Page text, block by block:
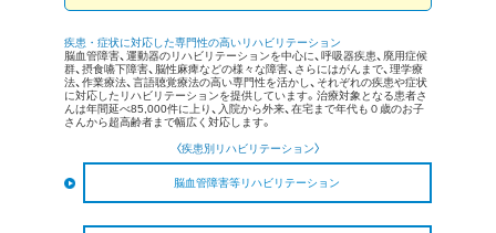
疾患・症状に対応した専門性の高いリハビリテーション
脳血管障害、運動器のリハビリテーションを中心に、呼吸器疾患、廃用症候
群、摂食嚥下障害、脳性麻痺などの様々な障害、さらにはがんまで、理学療
法、作業療法、言語聴覚療法の高い専門性を活かし、それぞれの疾患や症状
に対応したリハビリテーションを提供しています。治療対象となる患者さ
んは年間延べ85,000件に上り、入院から外来、在宅まで年代も０歳のお子
さんから超高齢者まで幅広く対応します。
〈疾患別リハビリテーション〉
脳血管障害等リハビリテーション